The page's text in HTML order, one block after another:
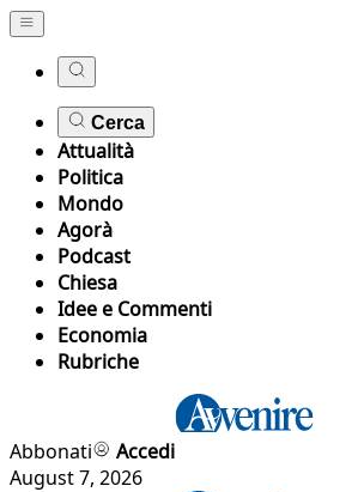
Cerca
Attualità
Politica
Mondo
Agorà
Podcast
Chiesa
Idee e Commenti
Economia
Rubriche
Abbonati
Accedi
August 7, 2026